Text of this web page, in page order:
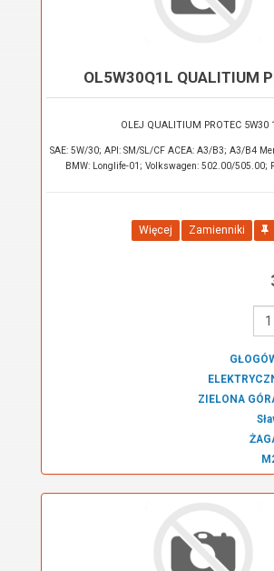
OL5W30Q1L QUALITIUM
OLEJ QUALITIUM PROTEC 5W30
SAE: 5W/30; API: SM/SL/CF ACEA: A3/B3; A3/B4
BMW: Longlife-01; Volkswagen: 502.00/505.00;
Więcej Zamienniki
ZIELONA